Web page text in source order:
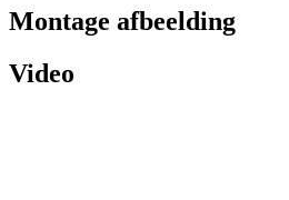
Montage afbeelding
Video